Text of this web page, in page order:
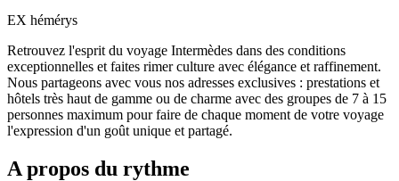
EX hémérys
Retrouvez l'esprit du voyage Intermèdes dans des conditions
exceptionnelles et faites rimer culture avec élégance et raffinement.
Nous partageons avec vous nos adresses exclusives : prestations et
hôtels très haut de gamme ou de charme avec des groupes de 7 à 15
personnes maximum pour faire de chaque moment de votre voyage
l'expression d'un goût unique et partagé.
A propos du rythme